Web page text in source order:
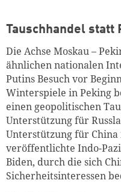
Tauschhandel statt
Die Achse Moskau –
ähnlichen nationalen
Putins Besuch vor
Winterspiele in Peking
einen geopolitischen
Unterstützung für
Unterstützung für
veröffentlichte Indo-
Biden, durch die sich
Sicherheitsinteressen